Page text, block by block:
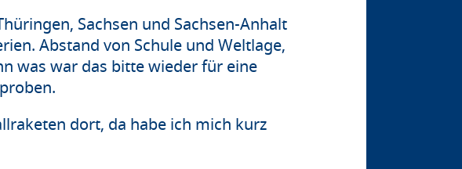
Sachsen und Sachsen-Anhalt
Abstand von Schule und Weltlage,
was war das bitte wieder für eine
dort, da habe ich mich kurz